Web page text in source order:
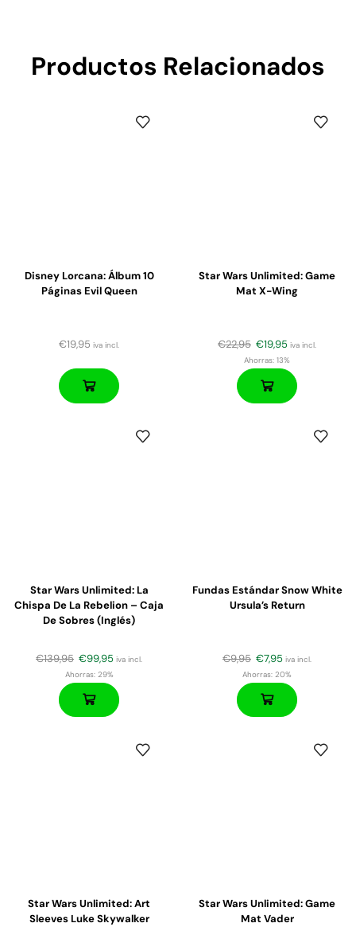
Productos Relacionados
Disney Lorcana: Álbum 10
Páginas Evil Queen
€19,95 iva incl.
Star Wars Unlimited: Game
Mat X-Wing
€22,95 €19,95 iva incl.
Ahorras: 13%
Star Wars Unlimited: La
Chispa De La Rebelion – Caja
De Sobres (inglés)
€139,95 €99,95 iva incl.
Ahorras:29%
Fundas Estándar Snow White
Ursula’s Return
€9,95 €7,95 iva incl.
Ahorras: 20%
Star Wars Unlimited: Art
Sleeves Luke Skywalker
Star Wars Unlimited: Game
Mat Vader